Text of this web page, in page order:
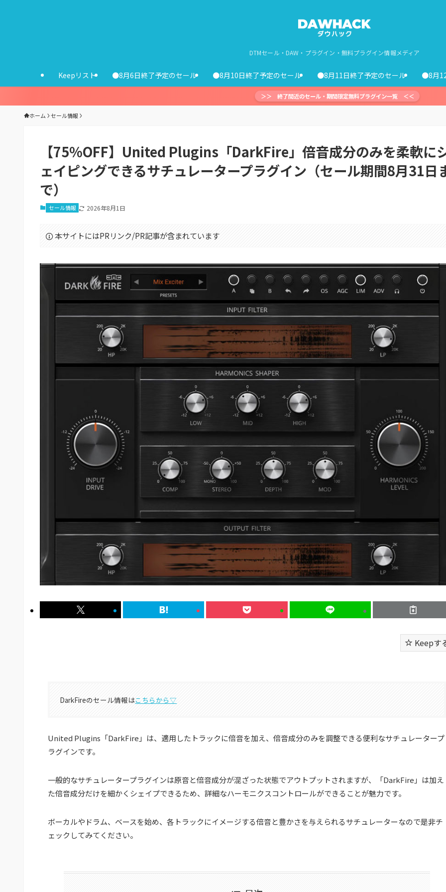
DTMセール・DAW・プラグイン・無料プラグイン情報メディア
Keepリスト ●8月6日終了予定のセール ●8月10日終了予定のセール ●8月11日終了予定のセール ●8月
＞＞ 終了間近のセール・期間限定無料プラグイン一覧 ＜＜
ホーム セール情報
【75%OFF】United Plugins「DarkFire」倍音成分のみを柔軟に
ェイピングできるサチュレータープラグイン（セール期間8月31日
で）
セール情報 2026年8月1日
本サイトにはPRリンク/PR記事が含まれています
Keepす
DarkFireのセール情報はこちらから▽
United Plugins「DarkFire」は、適用したトラックに倍音を加え、倍音成分のみを調整できる便利なサチュレータープ
ラグインです。
一般的なサチュレータープラグインは原音と倍音成分が混ざった状態でアウトプットされますが、「DarkFire」は加え
た倍音成分だけを細かくシェイプできるため、詳細なハーモニクスコントロールができることが魅力です。
ボーカルやドラム、ベースを始め、各トラックにイメージする倍音と豊かさを与えられるサチュレーターなので是非チ
ェックしてみてください。